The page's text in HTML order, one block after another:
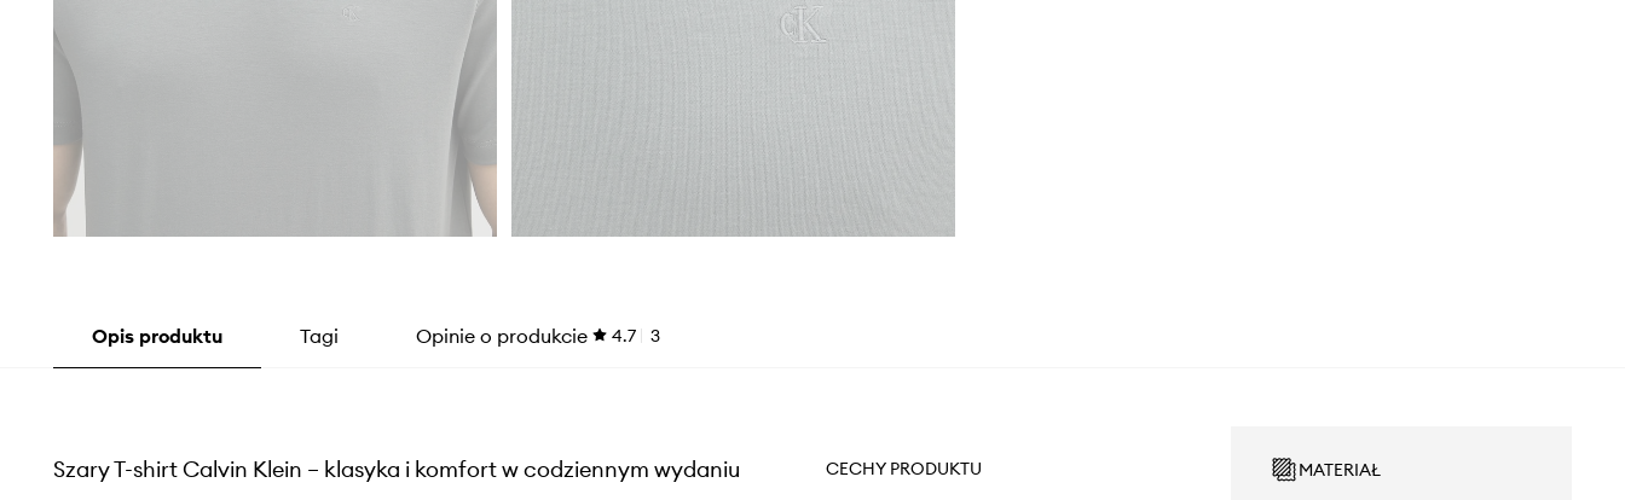
Opis produktu Tagi Opinie o produkcie 4.7 3
Szary T-shirt Calvin Klein – klasyka i komfort w codziennym wydaniu CECHY PRODUKTU MATERIAŁ